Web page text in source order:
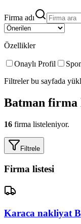
Firma adı
Özellikler
Onaylı Profil
Filtreler bu sayfada
Batman firma
16 firma listeleniyor.
Filtrele
Firma listesi
Karaca nakliyat